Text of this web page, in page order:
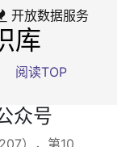
开放数据服务
库
阅读TOP
众号
），第10